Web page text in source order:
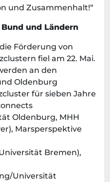
und Zusammenhalt!“
und Ländern
Förderung von
fiel am 22. Mai.
an den
Oldenburg
für sieben Jahre
Oldenburg, MHH
Marsperspektive
Bremen),
Universität